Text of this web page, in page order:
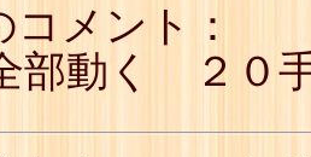
14☖
15☗
コメント：
部動く ２０